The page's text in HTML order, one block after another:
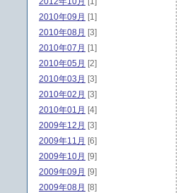
2010年09月 [1]
2010年08月 [3]
2010年07月 [1]
2010年05月 [2]
2010年03月 [3]
2010年02月 [3]
2010年01月 [4]
2009年12月 [3]
2009年11月 [6]
2009年10月 [9]
2009年09月 [9]
2009年08月 [8]